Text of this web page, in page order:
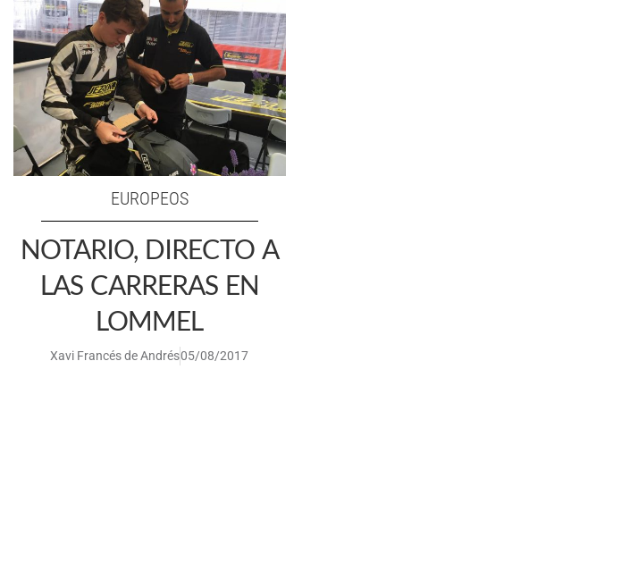
EUROPEOS
NOTARIO, DIRECTO A
LAS CARRERAS EN
LOMMEL
Xavi Francés de Andrés05/08/2017